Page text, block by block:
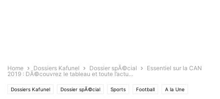
Home Dossiers Kafunel Dossier spÃ©cial
Essentiel sur la CAN
2019 : DÃ©couvrez le tableau et toute l’actu...
Dossiers Kafunel Dossier spÃ©cial Sports Football A la Une